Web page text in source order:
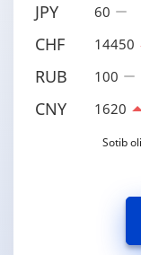
JPY 60
CHF 14450
RUB 100
CNY 1620
Sotib